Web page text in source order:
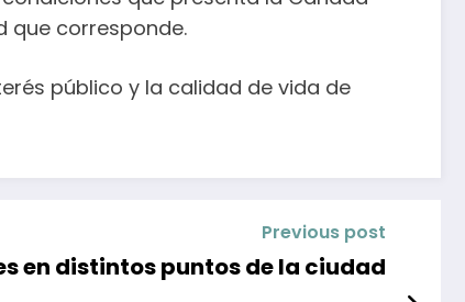
que corresponde.
público y la calidad de vida de
Previous post
en distintos puntos de la ciudad